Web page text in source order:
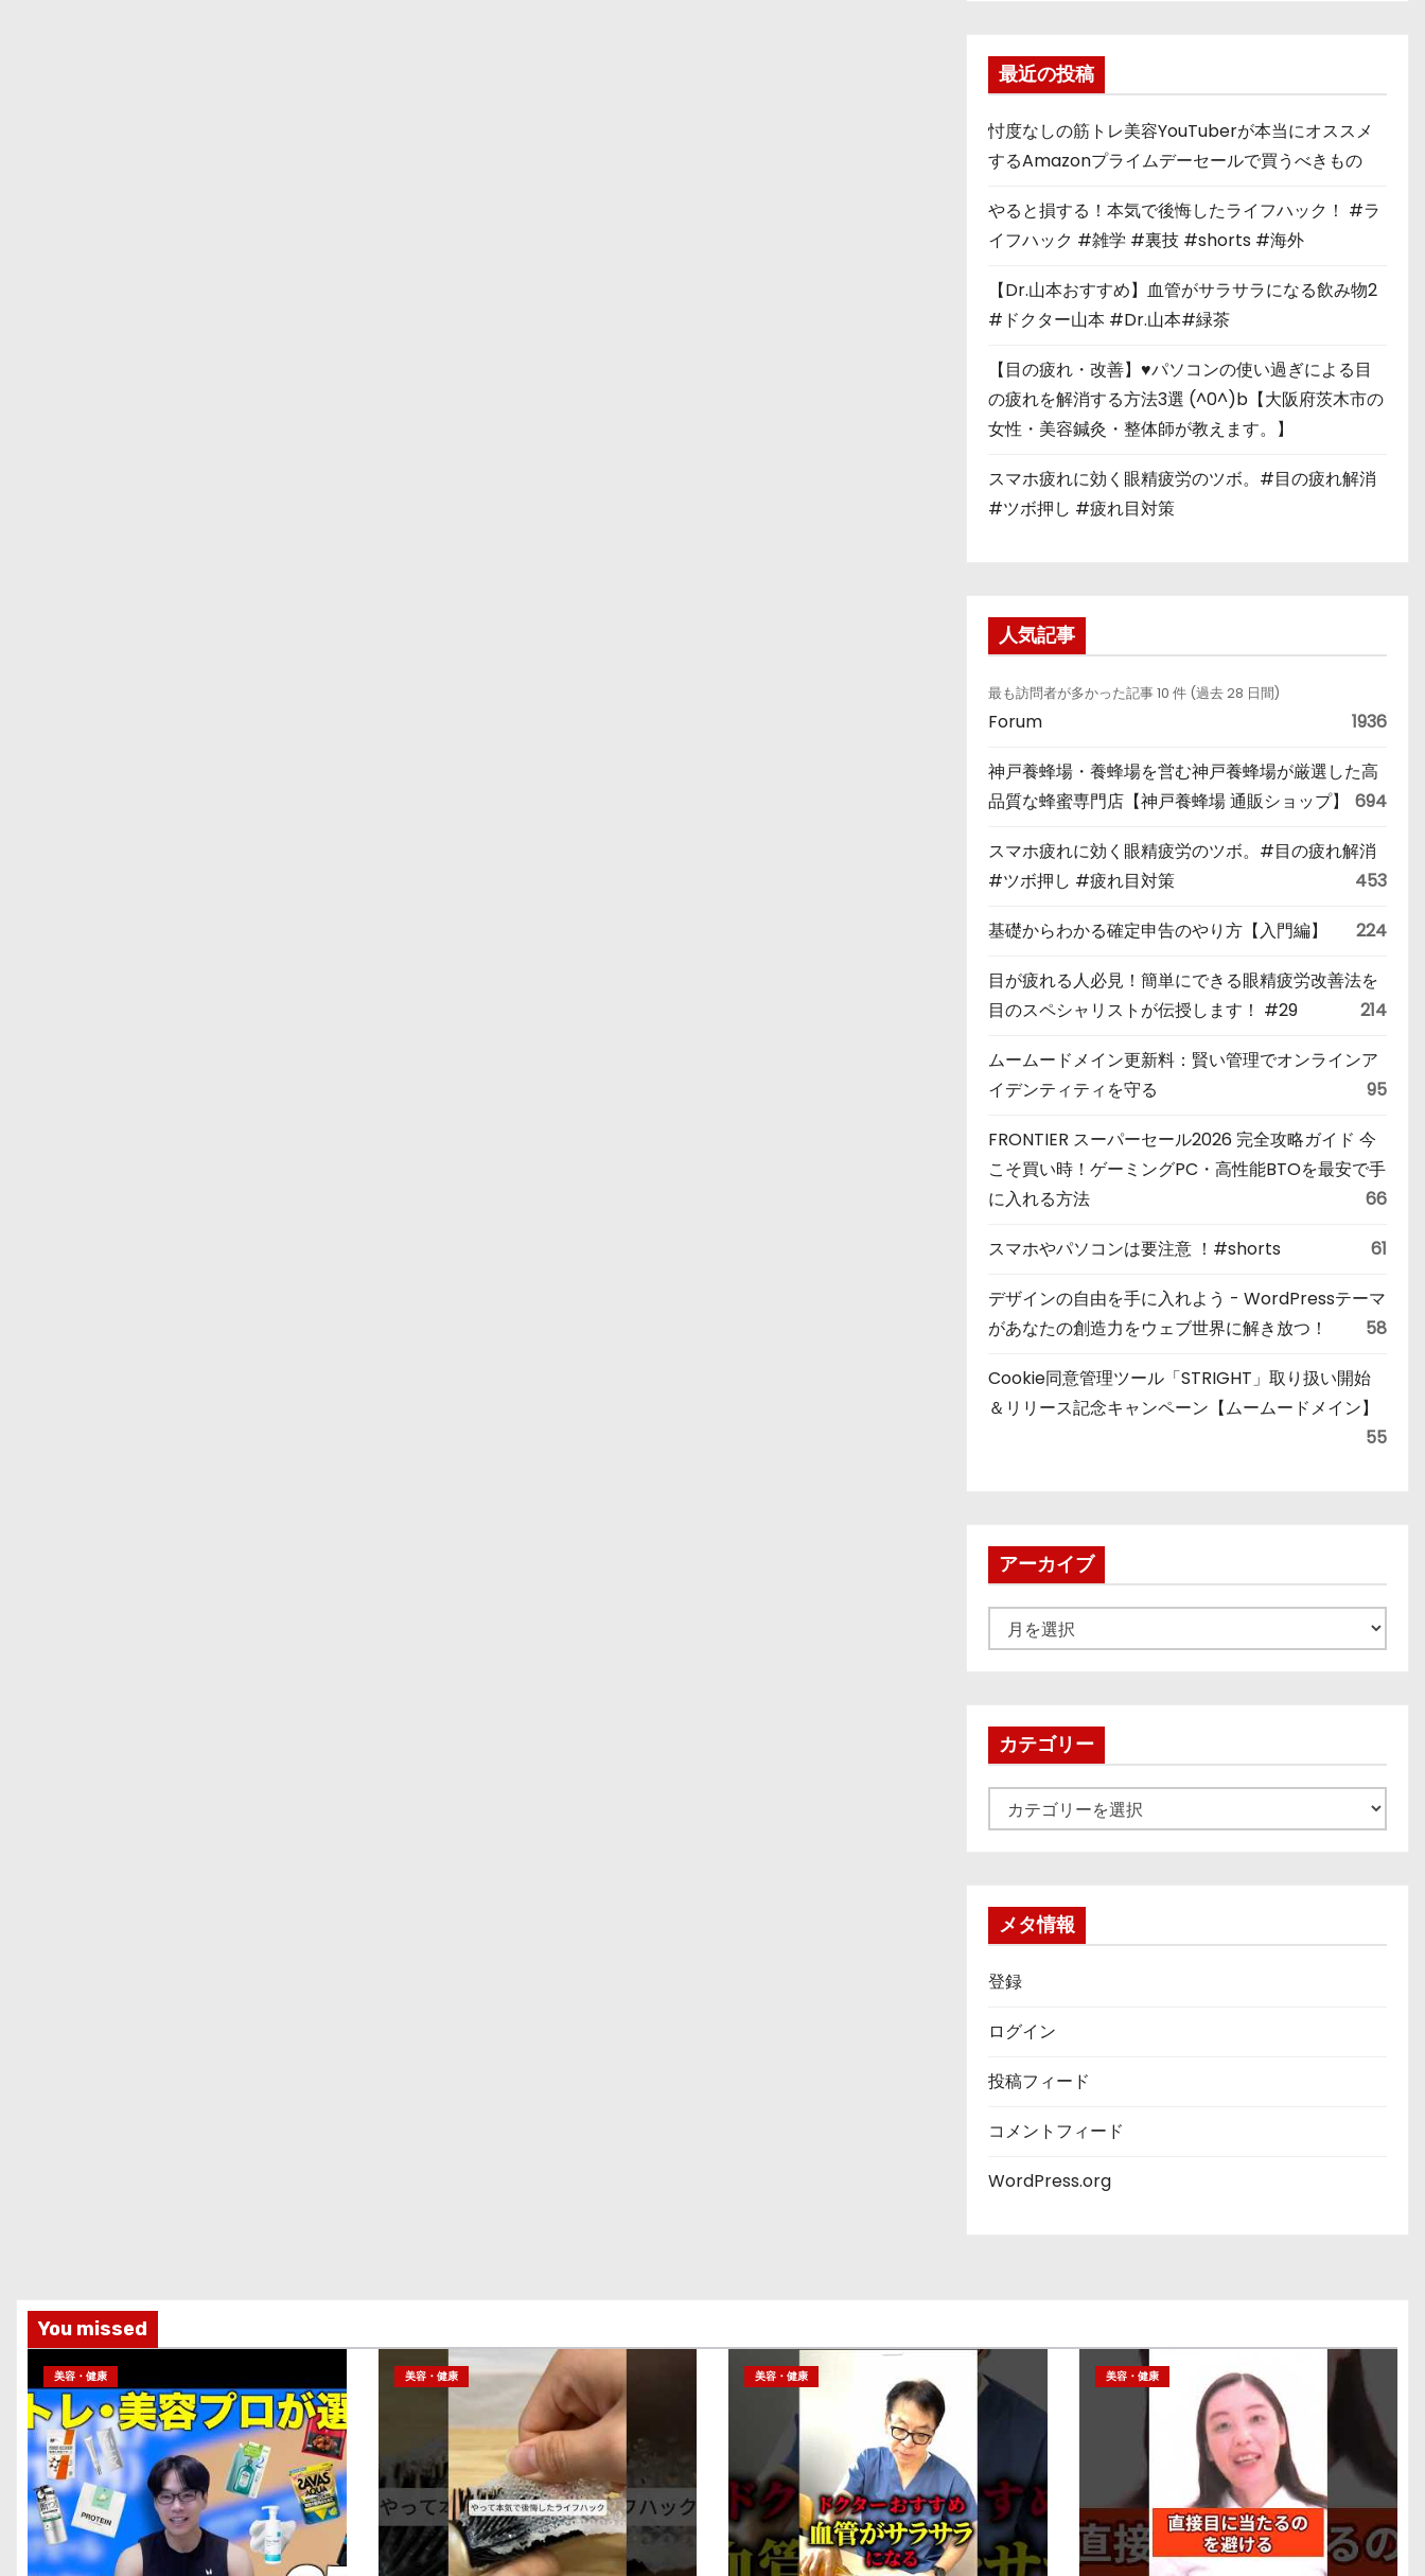
最近の投稿
忖度なしの筋トレ美容YouTuberが本当にオススメ
するAmazonプライムデーセールで買うべきもの
やると損する！本気で後悔したライフハック！ #ラ
イフハック #雑学 #裏技 #shorts #海外
【Dr.山本おすすめ】血管がサラサラになる飲み物2
#ドクター山本 #Dr.山本#緑茶
【目の疲れ・改善】♥パソコンの使い過ぎによる目
の疲れを解消する方法3選 (^0^)b【大阪府茨木市の
女性・美容鍼灸・整体師が教えます。】
スマホ疲れに効く眼精疲労のツボ。#目の疲れ解消
#ツボ押し #疲れ目対策
人気記事
最も訪問者が多かった記事 10 件 (過去 28 日間)
Forum 1936
神戸養蜂場・養蜂場を営む神戸養蜂場が厳選した高
品質な蜂蜜専門店【神戸養蜂場 通販ショップ】
694
スマホ疲れに効く眼精疲労のツボ。#目の疲れ解消
#ツボ押し #疲れ目対策
453
基礎からわかる確定申告のやり方【入門編】 224
目が疲れる人必見！簡単にできる眼精疲労改善法を
目のスペシャリストが伝授します！ #29
214
ムームードメイン更新料：賢い管理でオンラインア
イデンティティを守る
95
FRONTIER スーパーセール2026 完全攻略ガイド 今
こそ買い時！ゲーミングPC・高性能BTOを最安で手
に入れる方法
66
スマホやパソコンは要注意 ！#shorts 61
デザインの自由を手に入れよう - WordPressテーマ
があなたの創造力をウェブ世界に解き放つ！
58
Cookie同意管理ツール「STRIGHT」取り扱い開始
＆リリース記念キャンペーン【ムームードメイン】
55
アーカイブ
ー
ブカテゴリー
テ
メタ情報
登録
ログイン
投稿フィード
コメントフィード
WordPress.org
You missed
美容・健康 美容・健康 美容・健康 美容・健康